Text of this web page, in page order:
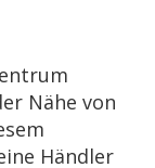
Nähe von
Händler